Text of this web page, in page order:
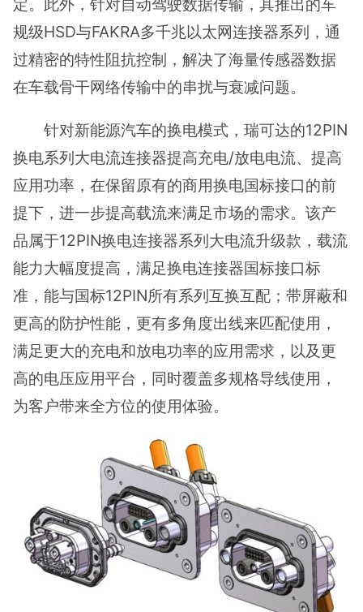
定。此外，针对自动驾驶数据传输，其推出的车
规级HSD与FAKRA多千兆以太网连接器系列，通
过精密的特性阻抗控制，解决了海量传感器数据
在车载骨干网络传输中的串扰与衰减问题。
针对新能源汽车的换电模式，瑞可达的12PIN
换电系列大电流连接器提高充电/放电电流、提高
应用功率，在保留原有的商用换电国标接口的前
提下，进一步提高载流来满足市场的需求。该产
品属于12PIN换电连接器系列大电流升级款，载流
能力大幅度提高，满足换电连接器国标接口标
准，能与国标12PIN所有系列互换互配；带屏蔽和
更高的防护性能，更有多角度出线来匹配使用，
满足更大的充电和放电功率的应用需求，以及更
高的电压应用平台，同时覆盖多规格导线使用，
为客户带来全方位的使用体验。